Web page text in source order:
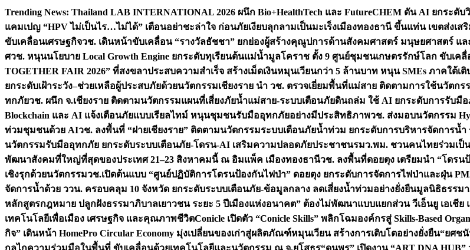
Skip
content
Trending News: Thailand LAB INTERNATIONAL 2026 ผนึก Bio+HealthTech และ FutureCHEM ดัน AI ยกระ
แคมเปญ “HPV ไม่เป็นไร…ไม่ได้” เตือนอย่าชะล่าใจ ก่อนภัยเงียบลุกลามเป็นมะเร็งเมืองทองธานี ขึ้นแท่น เขตส่งเส
ขับเคลื่อนเศรษฐกิจวช. เดินหน้าขับเคลื่อน “รางวัลธัชชา” ยกย่องผู้สร้างคุณูปการด้านสังคมศาสตร์ มนุษยศาสตร์ แ
ศวช. หนุนนโยบาย Local Growth Engine ยกระดับทุเรียนต้นแม่น้ำมูลโคราช ตั้ง 9 ศูนย์ชุมชนเกษตรรักษ์โลก ขับเค
TOGETHER FAIR 2026” ที่สงขลาประสบความสำเร็จ สร้างเม็ดเงินหมุนเวียนกว่า 5 ล้านบาท หนุน SMEs ภาคใต้เติ
ยกระดับเฝ้าระวัง–ช่วยเหลือผู้ประสบภัยด้วยนวัตกรรมเชียงราย นำ วช. ตรวจเยี่ยมพื้นที่แม่สาย ติดตามการใช้นวัตก
ทกภัยวช. ผนึก จ.เชียงราย ติดตามนวัตกรรมแผนที่เสี่ยงภัยน้ำแม่สาย-ระบบเตือนภัยดินถล่ม ใช้ AI ยกระดับการรับมื
Blockchain และ AI แจ้งเตือนภัยแบบเรียลไทม์ หนุนชุมชนรับมืออุทกภัยอย่างมีประสิทธิภาพวช. ส่งมอบนวัตกรรม
ท่วมชุมชนด้วย AIวช. ลงพื้นที่ “ฝายเชียงราย” ติดตามนวัตกรรมระบบเตือนภัยน้ำท่วม ยกระดับการบริหารจัดการน้
นวัตกรรมรับมืออุทกภัย ยกระดับระบบเตือนภัย-โดรน-AI เสริมความปลอดภัยประชาชนรมว.พม. ชวนคนไทยร่วมเป็น
พัฒนาสังคมที่ใหญ่ที่สุดของประเทศ 21–23 สิงหาคมนี้ ณ อิมแพ็ค เมืองทองธานีวช. ลงพื้นที่ดอยตุง เตรียมนำ “โดร
เชิงรุกด้วยนวัตกรรมวช.เปิดต้นแบบ “ศูนย์ปฏิบัติการโดรนป้องกันไฟป่า” ดอยตุง ยกระดับการจัดการไฟป่าและฝุ่น
จัดการน้ำด้วย ววน. ครอบคลุม 10 จังหวัด ยกระดับระบบเตือนภัย-ข้อมูลกลาง ลดเสี่ยงน้ำท่วมอย่างยั่งยืนมูลนิธิธรรม
หลักสูตรกฎหมาย ปลูกฝังธรรมาภิบาลเยาวชน ระยะ 5 ปีเมืองแห่งอนาคต” ต้องไม่พัฒนาแบบแยกส่วน วีเอ็นยู เอเ
เทคโนโลยีเพื่อเมือง เศรษฐกิจ และคุณภาพชีวิตConicle เปิดตัว “Conicle Skills” พลิกโฉมองค์กรสู่ Skills-Based
กิจ” เดินหน้า HomePro Circular Economy มุ่งเปลี่ยนของเก่าสู่ผลิตภัณฑ์หมุนเวียน สร้างการเติบโตอย่างยั่งยืน“ยศช
กลไกความร่วมมือในพื้นที่ ขับเคลื่อนด้วยเทคโนโลยีและนวัตกรรม ณ จ.ยโสธร“ดนุพร” เปิดงาน “ART DNA